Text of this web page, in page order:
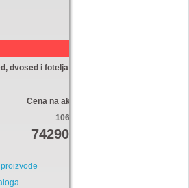
dvosed i fotelja
Cena na akciji:
106280
74290Din